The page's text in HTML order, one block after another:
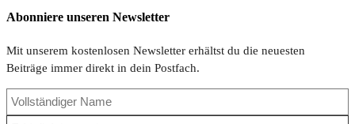
Abonniere unseren Newsletter
Mit unserem kostenlosen Newsletter erhältst du die neuesten
Beiträge immer direkt in dein Postfach.